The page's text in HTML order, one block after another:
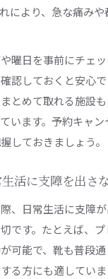
により、急な痛み
曜日を事前にチェ
認しておくと安心
とめて取れる施設
います。予約キャ
しておきましょう。
活に支障を出さ
、日常生活に支障
です。たとえば、
可能で、靴も普段
る方にも適していま